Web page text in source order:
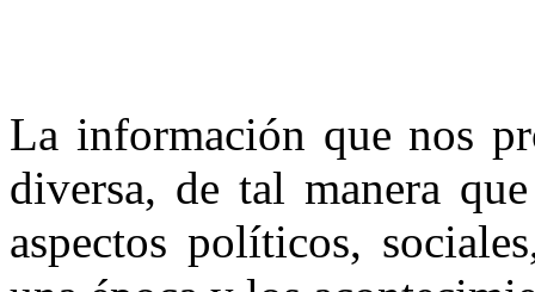
La información que nos
diversa, de tal manera
aspectos políticos,